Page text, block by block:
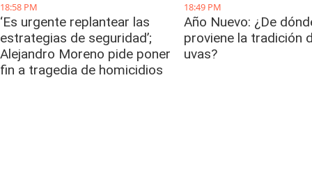
18:58 PM
‘Es urgente replantear las
estrategias de seguridad’;
Alejandro Moreno pide poner
fin a tragedia de homicidios
18:49 PM
Año Nuevo: ¿De
proviene la tradición
uvas?